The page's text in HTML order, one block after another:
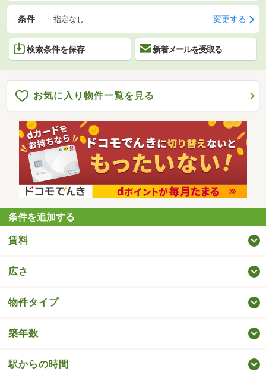
条件 指定なし 変更する
検索条件を保存 新着メールを受取る
お気に入り物件一覧を見る
条件を追加する
賃料
広さ
物件タイプ
築年数
駅からの時間